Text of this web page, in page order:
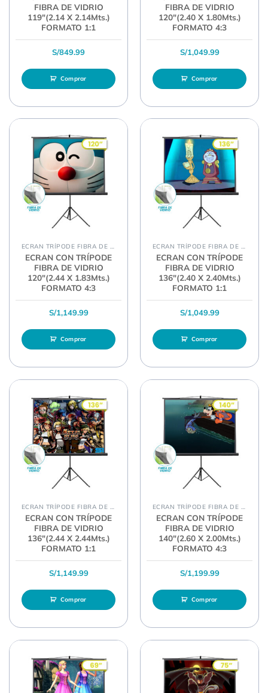
FIBRA DE VIDRIO
119″(2.14 X 2.14Mts.)
FORMATO 1:1
S/849.99
Comprar
FIBRA DE VIDRIO
120″(2.40 X 1.80Mts.)
FORMATO 4:3
S/1,049.99
Comprar
ECRAN TRÍPODE FIBRA DE VIDRIO
ECRAN CON TRÍPODE
FIBRA DE VIDRIO
120″(2.44 X 1.83Mts.)
FORMATO 4:3
S/1,149.99
Comprar
ECRAN TRÍPODE FIBRA DE VIDRIO
ECRAN CON TRÍPODE
FIBRA DE VIDRIO
136″(2.40 X 2.40Mts.)
FORMATO 1:1
S/1,049.99
Comprar
ECRAN TRÍPODE FIBRA DE VIDRIO
ECRAN CON TRÍPODE
FIBRA DE VIDRIO
136″(2.44 X 2.44Mts.)
FORMATO 1:1
S/1,149.99
Comprar
ECRAN TRÍPODE FIBRA DE VIDRIO
ECRAN CON TRÍPODE
FIBRA DE VIDRIO
140″(2.60 X 2.00Mts.)
FORMATO 4:3
S/1,199.99
Comprar